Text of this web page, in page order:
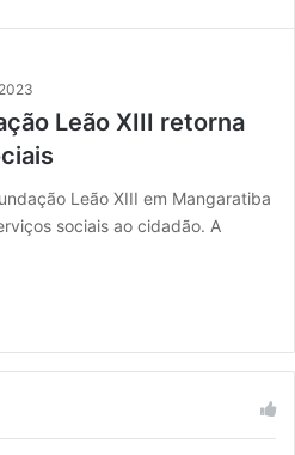
Leão XIII retorna
Leão XIII em Mangaratiba
sociais ao cidadão. A